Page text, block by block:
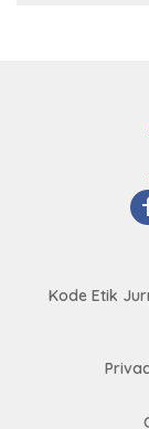
Kode Etik